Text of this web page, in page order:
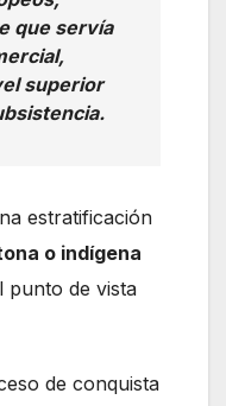
que servía
superior
estratificación
o indígena
punto de vista
de conquista